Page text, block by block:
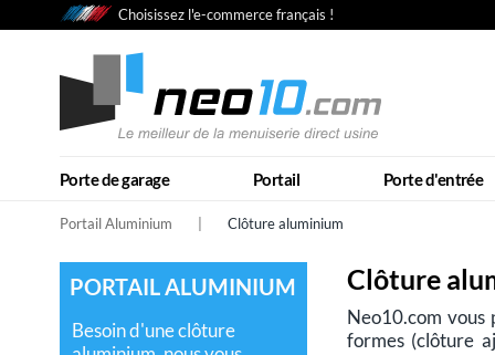
Choisissez l'e-commerce français !
Porte de garage Portail Porte d'entrée
Portail Aluminium Clôture aluminium
PORTAIL ALUMINIUM
Besoin d'une clôture
Clôture
Neo10.com
formes (clôture